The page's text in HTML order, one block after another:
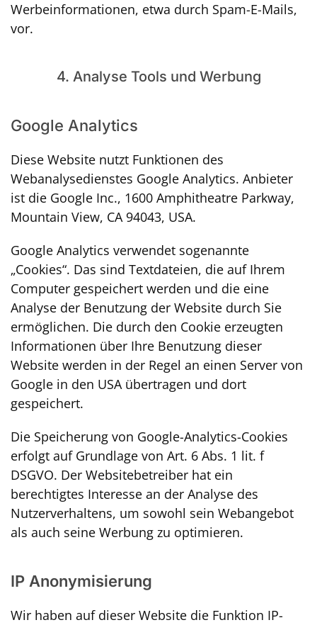
Werbeinformationen, etwa durch Spam-E-Mails,
vor.
4. Analyse Tools und Werbung
Google Analytics
Diese Website nutzt Funktionen des
Webanalysedienstes Google Analytics. Anbieter
ist die Google Inc., 1600 Amphitheatre Parkway,
Mountain View, CA 94043, USA.
Google Analytics verwendet sogenannte
„Cookies“. Das sind Textdateien, die auf Ihrem
Computer gespeichert werden und die eine
Analyse der Benutzung der Website durch Sie
ermöglichen. Die durch den Cookie erzeugten
Informationen über Ihre Benutzung dieser
Website werden in der Regel an einen Server von
Google in den USA übertragen und dort
gespeichert.
Die Speicherung von Google-Analytics-Cookies
erfolgt auf Grundlage von Art. 6 Abs. 1 lit. f
DSGVO. Der Websitebetreiber hat ein
berechtigtes Interesse an der Analyse des
Nutzerverhaltens, um sowohl sein Webangebot
als auch seine Werbung zu optimieren.
IP Anonymisierung
Wir haben auf dieser Website die Funktion IP-